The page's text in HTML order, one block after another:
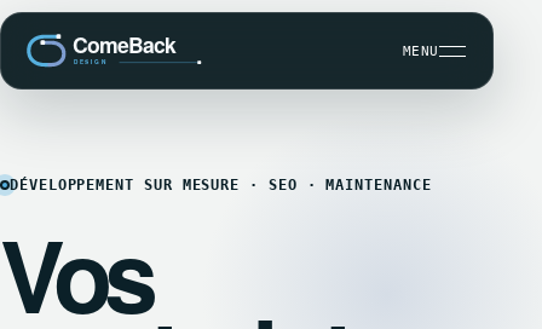
MENU
DÉVELOPPEMENT SUR MESURE
CBK COMMUNICATION CLIENT
DÉVELOPPEMENT SUR MESURE · SEO · MAINTENANCE
Vos